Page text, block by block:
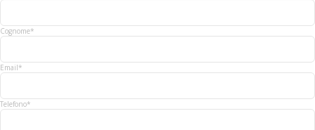
Cognome*
Email*
Telefono*